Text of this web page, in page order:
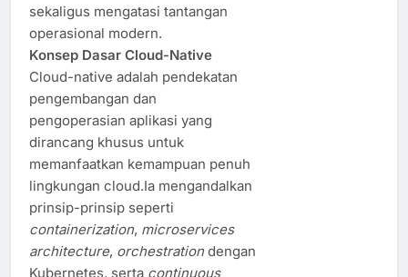
sekaligus mengatasi tantangan
operasional modern.
Konsep Dasar Cloud-Native
Cloud-native adalah pendekatan
pengembangan dan
pengoperasian aplikasi yang
dirancang khusus untuk
memanfaatkan kemampuan penuh
lingkungan cloud.Ia mengandalkan
prinsip-prinsip seperti
containerization, microservices
architecture, orchestration dengan
Kubernetes, serta continuous